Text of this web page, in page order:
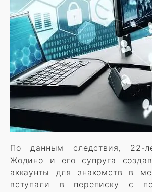
По данным следствия, 22-
Жодино и его супруга
аккаунты для знакомств в
вступали в переписку с